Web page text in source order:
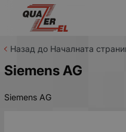
Назад до Началната
Siemens AG
Siemens AG